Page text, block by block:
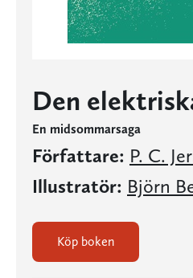
Den
En midsommarsaga
Författare: P. C.
Illustratör: Björn
Köp boken